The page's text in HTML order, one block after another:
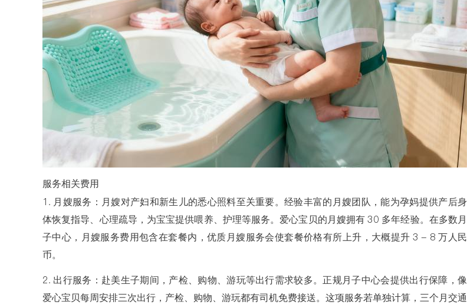
服务相关费用
1. 月嫂服务：月嫂对产妇和新生儿的悉心照料至关重要。经验丰富的月嫂团队，能为孕妈提供产后身
体恢复指导、心理疏导，为宝宝提供喂养、护理等服务。爱心宝贝的月嫂拥有 30 多年经验。在多数月
子中心，月嫂服务费用包含在套餐内，优质月嫂服务会使套餐价格有所上升，大概提升 3 - 8 万人民
币。
2. 出行服务：赴美生子期间，产检、购物、游玩等出行需求较多。正规月子中心会提供出行保障，像
爱心宝贝每周安排三次出行，产检、购物、游玩都有司机免费接送。这项服务若单独计算，三个月交通